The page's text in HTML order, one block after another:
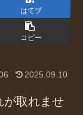
はてブ
コピー
2025.09.10
が取れませ